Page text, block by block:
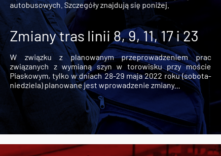
autobusowych. Szczegóły znajdują się poniżej.
Zmiany tras linii 8, 9, 11, 17 i 23
W związku z planowanym przeprowadzeniem prac
związanych z wymianą szyn w torowisku przy moście
Piaskowym, tylko w dniach 28-29 maja 2022 roku (sobota-
niedziela) planowane jest wprowadzenie zmiany...